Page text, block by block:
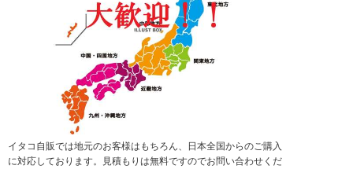
イタコ自販では地元のお客様はもちろん、日本全国からのご購入
に対応しております。見積もりは無料ですのでお問い合わせくだ